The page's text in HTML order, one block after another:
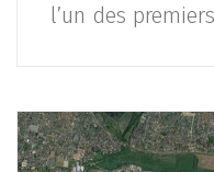
l’un des